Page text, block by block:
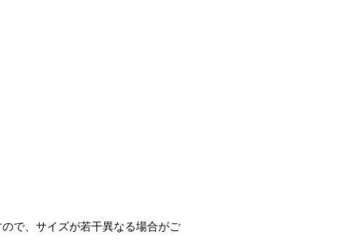
で、サイズが若干異なる場合がご